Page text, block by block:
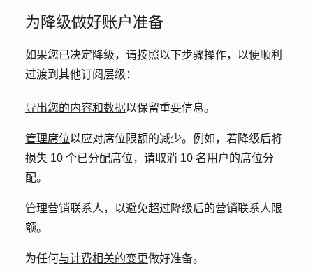
为降级做好账户准备
如果您已决定降级，请按照以下步骤操作，以便顺利
过渡到其他订阅层级：
导出您的内容和数据以保留重要信息。
管理席位以应对席位限额的减少。例如，若降级后将
损失 10 个已分配席位，请取消 10 名用户的席位分
配。
管理营销联系人， 以避免超过降级后的营销联系人限
额。
为任何与计费相关的变更做好准备。